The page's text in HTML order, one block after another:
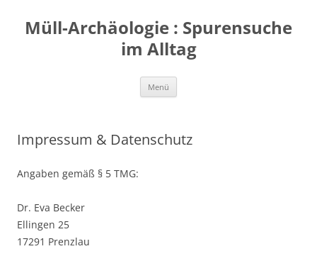
springen
Müll-Archäologie : Spurensuche
im Alltag
Menü
Impressum & Datenschutz
Angaben gemäß § 5 TMG:
Dr. Eva Becker
Ellingen 25
17291 Prenzlau